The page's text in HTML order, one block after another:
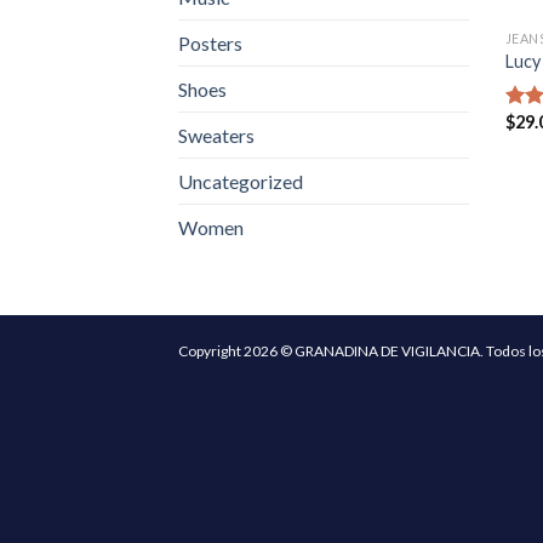
Posters
Shoes
Sweaters
Uncategorized
Women
$
Copyright 2026 © GRANADINA DE VIGILANCIA. Todos